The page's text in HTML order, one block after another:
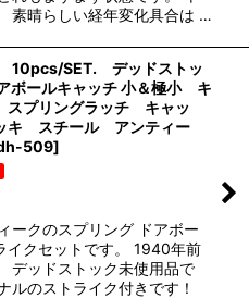
素晴らしい経年変化具合は …
10pcs/SET. デッドストッ
ボールキャッチ 小＆極小 キ
スプリングラッチ キャッ
スチール アンティー
509]
ークのスプリング ドアボー
イクセットです。 1940年前
デッドストック未使用品で
ルのストライク付きです！